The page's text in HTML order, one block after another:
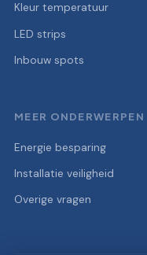
Kleur temperatuur
LED strips
Inbouw spots
MEER ONDERWERPEN
Energie besparing
Installatie veiligheid
Overige vragen